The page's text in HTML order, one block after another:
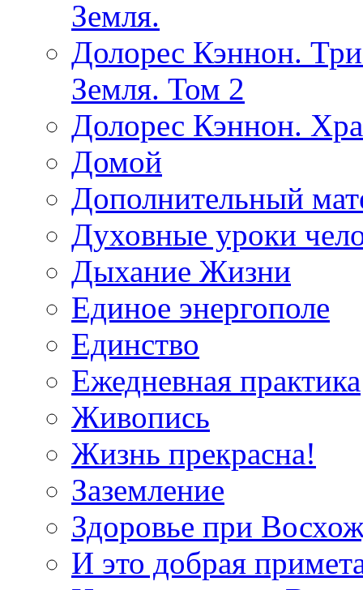
Земля.
Долорес Кэннон.
Земля. Том 2
Долорес Кэннон.
Домой
Дополнительный
Духовные уроки
Дыхание Жизни
Единое энергополе
Единство
Ежедневная практика
Живопись
Жизнь прекрасна!
Заземление
Здоровье при
И это добрая